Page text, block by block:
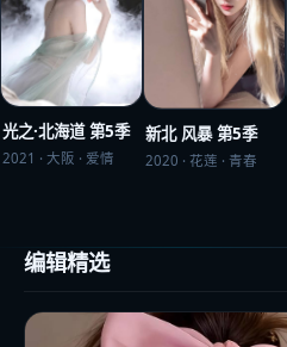
光之·北海道 第5季
2021 · 大阪 · 爱情
新北 风暴 第5季
2020 · 花莲 · 青春
编辑精选